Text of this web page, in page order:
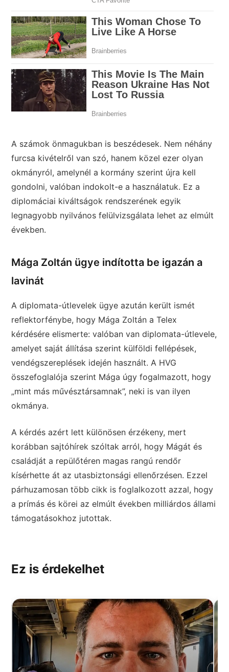
A számok önmagukban is beszédesek. Nem néhány
furcsa kivételről van szó, hanem közel ezer olyan
okmányról, amelynél a kormány szerint újra kell
gondolni, valóban indokolt-e a használatuk. Ez a
diplomáciai kiváltságok rendszerének egyik
legnagyobb nyilvános felülvizsgálata lehet az elmúlt
években.
Mága Zoltán ügye indította be igazán a
lavinát
A diplomata-útlevelek ügye azután került ismét
reflektorfénybe, hogy Mága Zoltán a Telex
kérdésére elismerte: valóban van diplomata-útlevele,
amelyet saját állítása szerint külföldi fellépések,
vendégszereplések idején használt. A HVG
összefoglalója szerint Mága úgy fogalmazott, hogy
„mint más művésztársamnak”, neki is van ilyen
okmánya.
A kérdés azért lett különösen érzékeny, mert
korábban sajtóhírek szóltak arról, hogy Mágát és
családját a repülőtéren magas rangú rendőr
kísérhette át az utasbiztonsági ellenőrzésen. Ezzel
párhuzamosan több cikk is foglalkozott azzal, hogy
a prímás és körei az elmúlt években milliárdos állami
támogatásokhoz jutottak.
Ez is érdekelhet